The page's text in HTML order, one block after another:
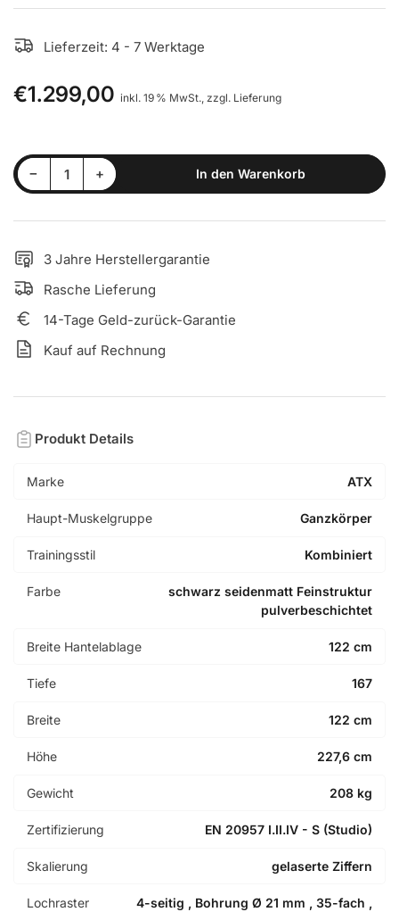
Lieferzeit: 4 - 7 Werktage
Normaler
€1.299,00 inkl. 19 % MwSt., zzgl. Lieferung
−Menge reduzieren für ATX® Power Rack 780 mit Multipresse
Anzahl +Menge erhöhen für ATX® Power Rack 780 mit Multipresse In den Warenkorb
3 Jahre Herstellergarantie
Rasche Lieferung
14-Tage Geld-zurück-Garantie
Kauf auf Rechnung
Produkt Details
Marke ATX
Haupt-Muskelgruppe Ganzkörper
Trainingsstil Kombiniert
Farbe
schwarz seidenmatt Feinstruktur
pulverbeschichtet
Breite Hantelablage 122 cm
Tiefe 167
Breite 122 cm
Höhe 227,6 cm
Gewicht 208 kg
Zertifizierung EN 20957 I.II.IV - S (Studio)
Skalierung gelaserte Ziffern
Lochraster
4-seitig , Bohrung Ø 21 mm , 35-fach ,